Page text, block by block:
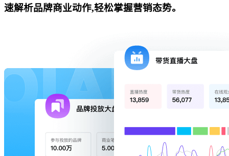
速解析品牌商业动作,轻松掌握营销态势。